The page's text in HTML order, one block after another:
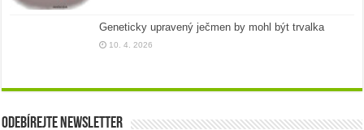
Geneticky upravený ječmen by mohl být trvalka
10. 4. 2026
Odebírejte newsletter